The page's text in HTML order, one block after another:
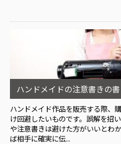
ハンドメイドの注意書きの
ハンドメイド作品を販売する際、
け回避したいものです。誤解を招
や注意書きは避けた方がいいとわ
ば相手に確実に伝...